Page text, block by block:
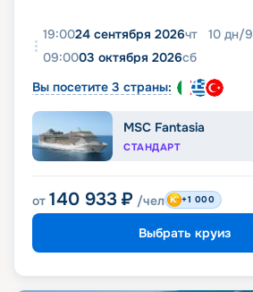
19:0024 сентября 2026чт 10 дн/9
09:0003 октября 2026сб
Вы посетите 3 страны:
MSC Fantasia
СТАНДАРТ
от 140 933 ₽ /чел +1 000
Выбрать круиз